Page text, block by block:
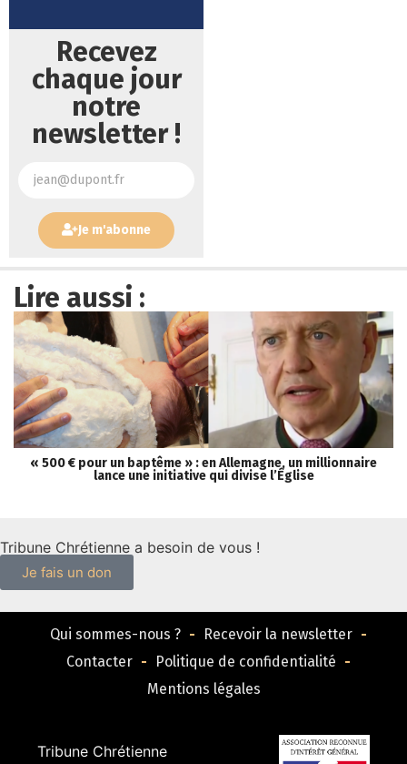
Recevez
chaque jour
notre
newsletter !
Je m'abonne
Lire aussi :
« 500 € pour un baptême » : en Allemagne, un millionnaire
lance une initiative qui divise l’Église
Tribune Chrétienne a besoin de vous !
Je fais un don
Qui sommes-nous ?
Recevoir la newsletter
Contacter
Politique de confidentialité
Mentions légales
Tribune Chrétienne